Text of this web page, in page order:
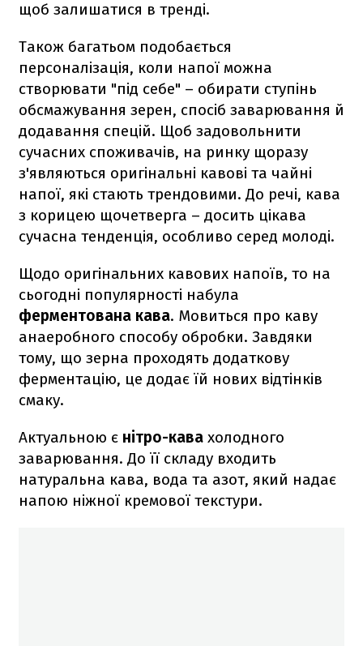
щоб залишатися в тренді.
Також багатьом подобається
персоналізація, коли напої можна
створювати "під себе" – обирати ступінь
обсмажування зерен, спосіб заварювання й
додавання спецій. Щоб задовольнити
сучасних споживачів, на ринку щоразу
з'являються оригінальні кавові та чайні
напої, які стають трендовими. До речі, кава
з корицею щочетверга – досить цікава
сучасна тенденція, особливо серед молоді.
Щодо оригінальних кавових напоїв, то на
сьогодні популярності набула
ферментована кава. Мовиться про каву
анаеробного способу обробки. Завдяки
тому, що зерна проходять додаткову
ферментацію, це додає їй нових відтінків
смаку.
Актуальною є нітро-кава холодного
заварювання. До її складу входить
натуральна кава, вода та азот, який надає
напою ніжної кремової текстури.